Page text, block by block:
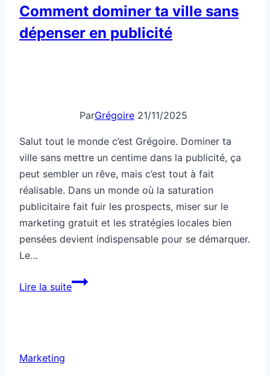
tes
clients
Comment dominer ta ville sans
dépenser en publicité
ParGrégoire 21/11/2025
Salut tout le monde c’est Grégoire. Dominer ta
ville sans mettre un centime dans la publicité, ça
peut sembler un rêve, mais c’est tout à fait
réalisable. Dans un monde où la saturation
publicitaire fait fuir les prospects, miser sur le
marketing gratuit et les stratégies locales bien
pensées devient indispensable pour se démarquer.
Le…
Lire la suiteComment
Marketing